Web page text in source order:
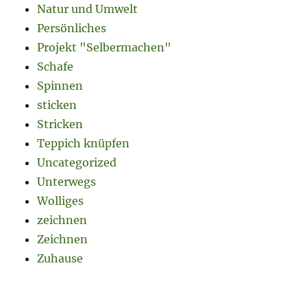
Natur und Umwelt
Persönliches
Projekt "Selbermachen"
Schafe
Spinnen
sticken
Stricken
Teppich knüpfen
Uncategorized
Unterwegs
Wolliges
zeichnen
Zeichnen
Zuhause